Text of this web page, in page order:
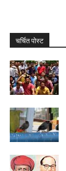
चर्चित पोस्ट